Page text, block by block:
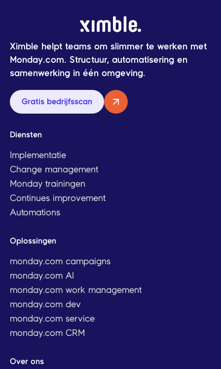
Ximble helpt teams om slimmer te werken met
Monday.com. Structuur, automatisering en
samenwerking in één omgeving.
Gratis bedrijfsscan
Diensten
Implementatie
Change management
Monday trainingen
Continues improvement
Automations
Oplossingen
monday.com campaigns
monday.com AI
monday.com work management
monday.com dev
monday.com service
monday.com CRM
Over ons